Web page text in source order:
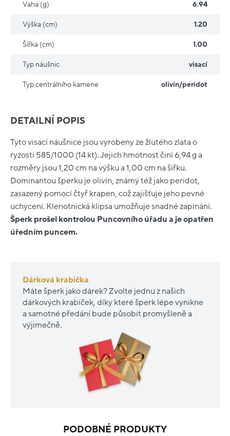
DETAILNÍ POPIS
Tyto visací náušnice jsou vyrobeny ze žlutého zlata o
ryzosti 585/1000 (14 kt). Jejich hmotnost činí 6,94 g a
rozměry jsou 1,20 cm na výšku a 1,00 cm na šířku.
Dominantou šperku je olivín, známý též jako peridot,
zasazený pomocí čtyř krapen, což zajišťuje jeho pevné
uchycení. Klenotnická klipsa umožňuje snadné zapínání.
Šperk prošel kontrolou Puncovního úřadu a je opatřen
úředním puncem.
Dárková krabička
Máte šperk jako dárek? Zvolte jednu z našich
dárkových krabiček, díky které šperk lépe vynikne
a samotné předání bude působit promyšleně a
výjimečně.
Vaha (g) 6.94
Výška (cm) 1.20
Šířka (cm) 1.00
Typ náušnic visací
Typ centrálního kamene olivín/peridot
PODOBNÉ PRODUKTY